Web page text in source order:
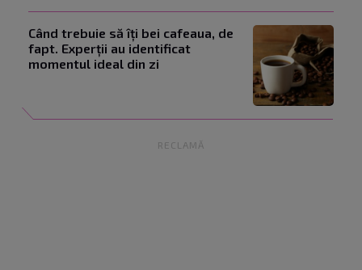
Când trebuie să îți bei cafeaua, de
fapt. Experții au identificat
momentul ideal din zi
RECLAMĂ